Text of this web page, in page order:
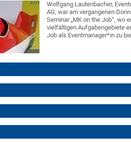
Wolfgang Lautenbacher,
AG, war am vergangenen
Seminar „MK on the Job“, wo
vielfältigen Aufgabengebiete
Job als Eventmanager*in zu